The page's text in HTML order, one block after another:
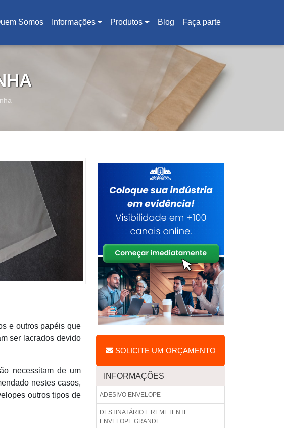
Somos Informações Produtos Blog Faça parte
e outros papéis que
ser lacrados devido
necessitam de um
nestes casos,
outros tipos de
SOLICITE UM ORÇAMENTO
INFORMAÇÕES
ADESIVO ENVELOPE
DESTINATÁRIO E REMETENTE
ENVELOPE GRANDE